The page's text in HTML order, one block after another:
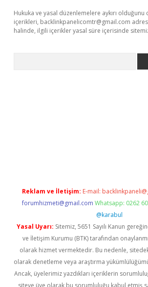
Hukuka ve yasal düzenlemelere aykırı
içerikleri, backlinkpanelicomtr@gmail.com
halinde, ilgili içerikler yasal süre içerisinde
Reklam ve İletişim: E-mail:
forumhizmeti@gmail.com Whatsapp: 0262
@karabul
Yasal Uyarı: Sitemiz, 5651 Sayılı Kanun
ve İletişim Kurumu (BTK) tarafından
olarak hizmet vermektedir. Bu nedenle,
olarak denetleme veya araştırma
Ancak, üyelerimiz yazdıkları içeriklerin
siteye üye olarak bu sorumluluğu kabul etmiş